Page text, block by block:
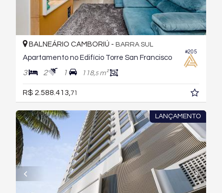
#205
BALNEÁRIO CAMBORIÚ - BARRA SUL
Apartamento no Edifício Torre San Francisco
3 2 1 118,5m²
R$ 2.588.413, 71
LANÇAMENTO